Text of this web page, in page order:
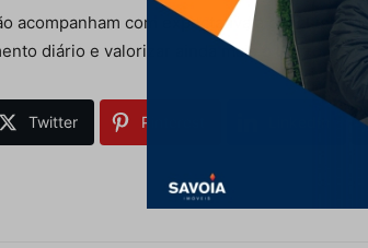
acompanham com expectativa a conclusão
diário e valorizar ainda mais o bairro.
Twitter Pinterest